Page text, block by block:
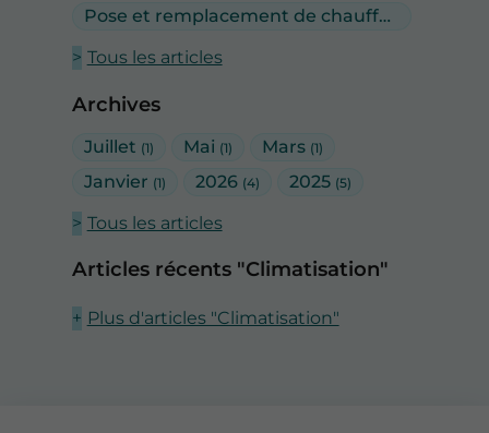
Pose et remplacement de chauffe-eau
Tous les articles
Archives
Juillet (1) Mai (1) Mars (1)
Janvier (1) 2026 (4) 2025 (5)
Tous les articles
Articles récents "Climatisation"
Plus d'articles "Climatisation"